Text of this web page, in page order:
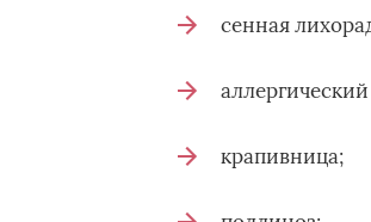
сенная
крапивница;